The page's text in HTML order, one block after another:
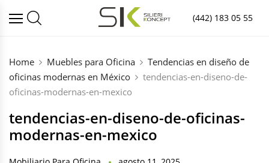
(442) 183 05 55
Home Muebles para Oficina
Tendencias en diseño de
oficinas modernas en México
tendencias-en-diseno-de-
oficinas-modernas-en-mexico
tendencias-en-diseno-de-oficinas-
modernas-en-mexico